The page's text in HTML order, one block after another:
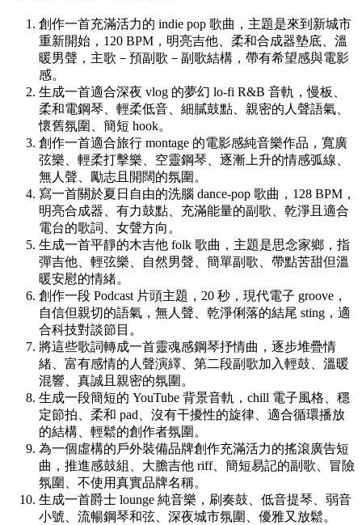
創作一首充滿活力的 indie pop 歌曲，主題是來到新城市
重新開始，120 BPM，明亮吉他、柔和合成器墊底、溫
暖男聲，主歌－預副歌－副歌結構，帶有希望感與電影
感。
生成一首適合深夜 vlog 的夢幻 lo-fi R&B 音軌，慢板、
柔和電鋼琴、輕柔低音、細膩鼓點、親密的人聲語氣、
懷舊氛圍、簡短 hook。
創作一首適合旅行 montage 的電影感純音樂作品，寬廣
弦樂、輕柔打擊樂、空靈鋼琴、逐漸上升的情感弧線、
無人聲、勵志且開闊的氛圍。
寫一首關於夏日自由的洗腦 dance-pop 歌曲，128 BPM，
明亮合成器、有力鼓點、充滿能量的副歌、乾淨且適合
電台的歌詞、女聲方向。
生成一首平靜的木吉他 folk 歌曲，主題是思念家鄉，指
彈吉他、輕弦樂、自然男聲、簡單副歌、帶點苦甜但溫
暖安慰的情緒。
創作一段 Podcast 片頭主題，20 秒，現代電子 groove，
自信但親切的語氣，無人聲、乾淨俐落的結尾 sting，適
合科技對談節目。
將這些歌詞轉成一首靈魂感鋼琴抒情曲，逐步堆疊情
緒、富有感情的人聲演繹、第二段副歌加入輕鼓、溫暖
混響、真誠且親密的氛圍。
生成一段簡短的 YouTube 背景音軌，chill 電子風格、穩
定節拍、柔和 pad、沒有干擾性的旋律、適合循環播放
的結構、輕鬆的創作者氛圍。
為一個虛構的戶外裝備品牌創作充滿活力的搖滾廣告短
曲，推進感鼓組、大膽吉他 riff、簡短易記的副歌、冒險
氛圍、不使用真實品牌名稱。
生成一首爵士 lounge 純音樂，刷奏鼓、低音提琴、弱音
小號、流暢鋼琴和弦、深夜城市氛圍、優雅又放鬆。